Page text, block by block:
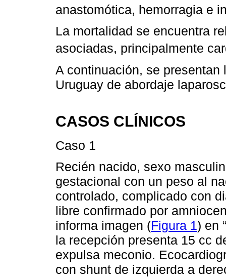
anastomótica, hemorragia e
La mortalidad se encuentra
asociadas, principalmente
A continuación, se
Uruguay de abordaje
CASOS CLÍNICOS
Caso 1
Recién nacido, sexo
gestacional con un peso al
controlado, complicado con
libre confirmado por
informa imagen (Figura 1) en
la recepción presenta 15 cc
expulsa meconio.
con shunt de izquierda a